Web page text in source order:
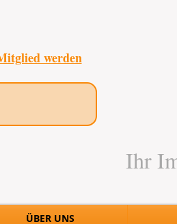
werden
Ihr
ÜBER UNS